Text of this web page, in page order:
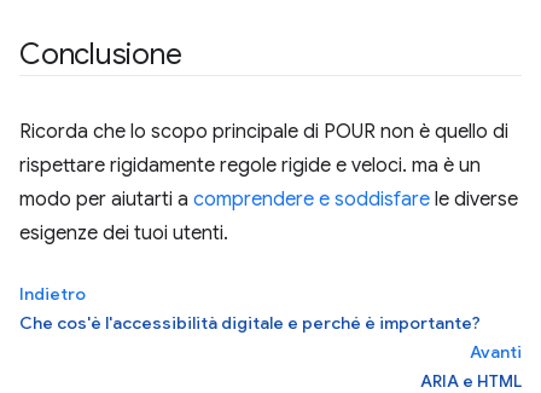
Conclusione
Ricorda che lo scopo principale di POUR non è quello di
rispettare rigidamente regole rigide e veloci. ma è un
modo per aiutarti a comprendere e soddisfare le diverse
esigenze dei tuoi utenti.
Indietro
Che cos'è l'accessibilità digitale e perché è importante?
Avanti
ARIA e HTML